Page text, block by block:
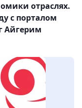
отраслях.
с порталом
Айгерим